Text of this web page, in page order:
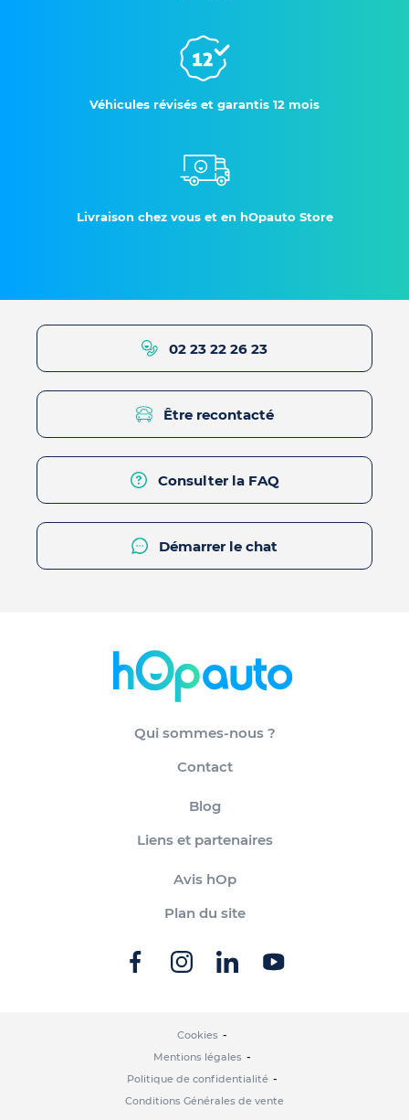
Véhicules révisés et garantis 12 mois
Livraison chez vous et en hOpauto Store
02 23 22 26 23
Être recontacté
Consulter la FAQ
Démarrer le chat
Qui sommes-nous ?
Contact
Blog
Liens et partenaires
Avis hOp
Plan du site
Cookies
Mentions légales
Politique de confidentialité
Conditions Générales de vente